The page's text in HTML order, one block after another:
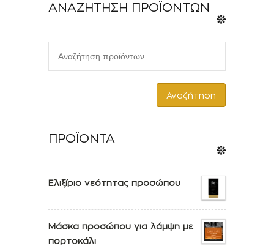
ΑΝΑΖΗΤΗΣΗ ΠΡΟΪΟΝΤΩΝ
Αναζήτηση
ΠΡΟΪΟΝΤΑ
Ελιξίριο νεότητας προσώπου
Μάσκα προσώπου για λάμψη με
πορτοκάλι